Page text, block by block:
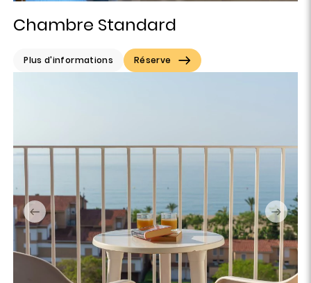
Chambre Standard
Plus d'informations Réserve